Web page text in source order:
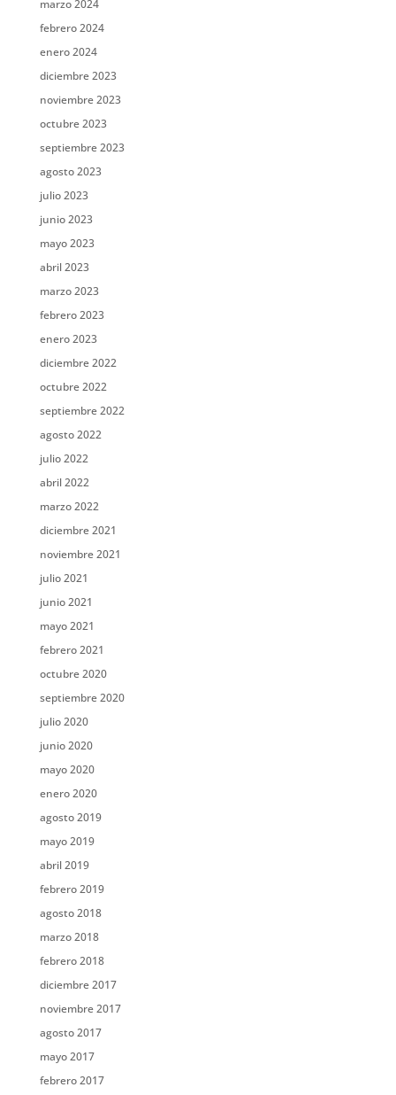
marzo 2024
febrero 2024
enero 2024
diciembre 2023
noviembre 2023
octubre 2023
septiembre 2023
agosto 2023
julio 2023
junio 2023
mayo 2023
abril 2023
marzo 2023
febrero 2023
enero 2023
diciembre 2022
octubre 2022
septiembre 2022
agosto 2022
julio 2022
abril 2022
marzo 2022
diciembre 2021
noviembre 2021
julio 2021
junio 2021
mayo 2021
febrero 2021
octubre 2020
septiembre 2020
julio 2020
junio 2020
mayo 2020
enero 2020
agosto 2019
mayo 2019
abril 2019
febrero 2019
agosto 2018
marzo 2018
febrero 2018
diciembre 2017
noviembre 2017
agosto 2017
mayo 2017
febrero 2017